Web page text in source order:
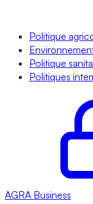
Politique
Politique
Politiques
AGRA Business